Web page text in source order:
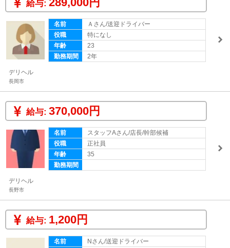
給与:
名前
Ａさん/送迎ドライバー
役職
特になし
年齢
23
勤務期間
2年
デリヘル
長岡市
給与: 370,000円
名前
スタッフAさん/店長/幹部候補
役職
正社員
年齢
35
勤務期間
デリヘル
長野市
給与: 1,200円
名前
Nさん/送迎ドライバー